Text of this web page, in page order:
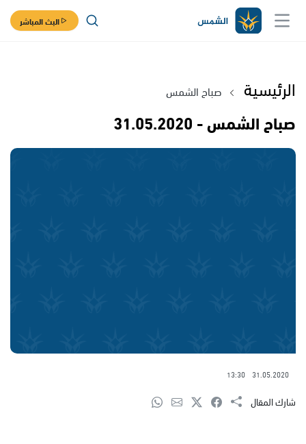
البث المباشر
الرئيسية صباح الشمس
صباح الشمس - 31.05.2020
31.05.2020
13:30
شارك المقال